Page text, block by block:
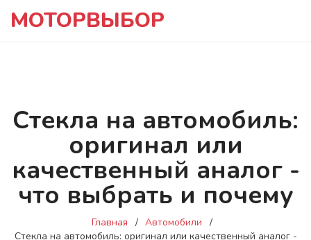
МОТОРВЫБОР
Стекла на автомобиль:
оригинал или
качественный аналог -
что выбрать и почему
Главная
Автомобили
Стекла на автомобиль: оригинал или качественный аналог -